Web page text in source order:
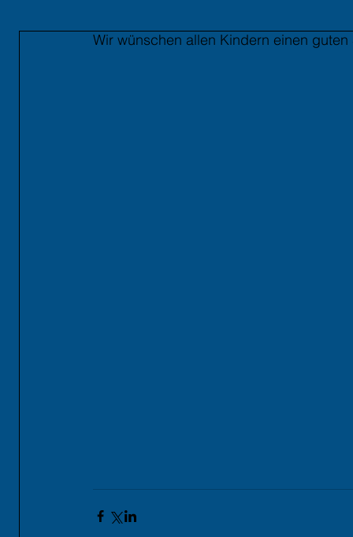
Wir wünschen allen Kindern einen